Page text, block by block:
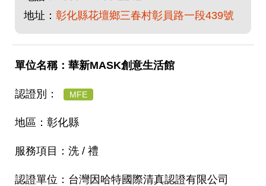
地址： 彰化縣花壇鄉三春村彰員路一段439號
華新MASK創意生活館
MFE
彰化縣
洗 / 禮
台灣因哈特國際清真認證有限公司